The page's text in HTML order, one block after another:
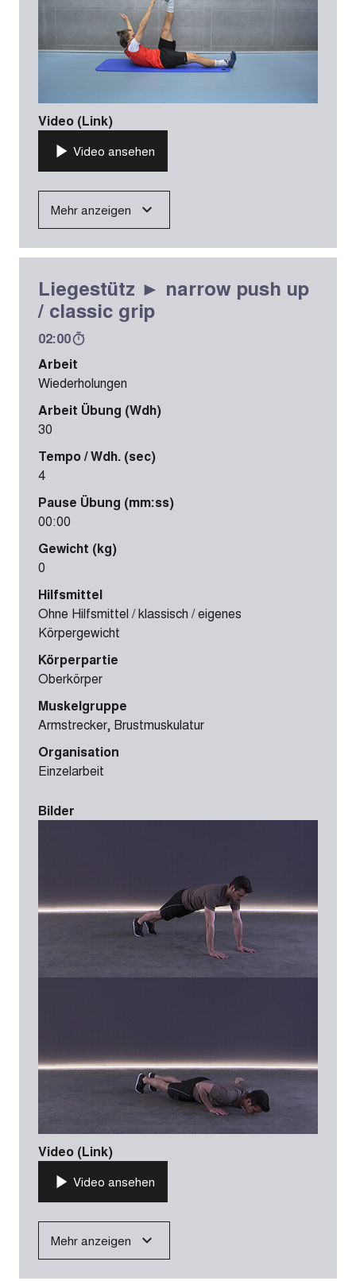
Video (Link)
Video ansehen
Mehr anzeigen
Liegestütz ► narrow push up
/ classic grip
02:00
Arbeit
Wiederholungen
Arbeit Übung (Wdh)
30
Tempo / Wdh. (sec)
4
Pause Übung (mm:ss)
00:00
Gewicht (kg)
0
Hilfsmittel
Ohne Hilfsmittel / klassisch / eigenes
Körpergewicht
Körperpartie
Oberkörper
Muskelgruppe
Armstrecker, Brustmuskulatur
Organisation
Einzelarbeit
Bilder
Video (Link)
Video ansehen
Mehr anzeigen